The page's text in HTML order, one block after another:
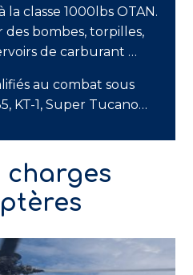
la classe 1000lbs OTAN.
bombes, torpilles,
de carburant …
au combat sous
KT-1, Super Tucano…
charges